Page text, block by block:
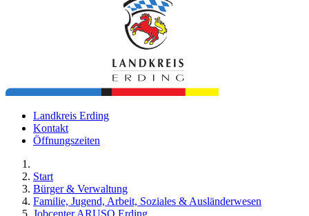
Landkreis Erding
Kontakt
Öffnungszeiten
Start
Bürger & Verwaltung
Familie, Jugend, Arbeit, Soziales & Ausländerwesen
Jobcenter ARUSO Erding